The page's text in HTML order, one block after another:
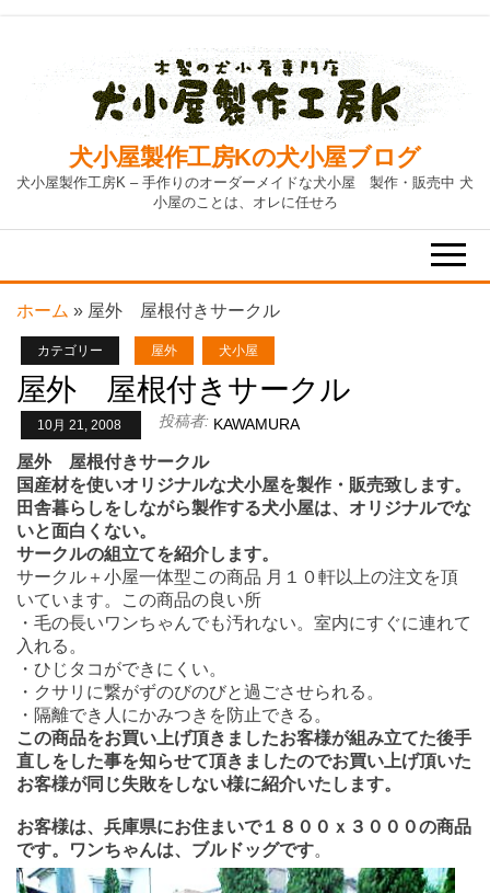
content
犬小屋製作工房Kの犬小屋ブログ
犬小屋製作工房K – 手作りのオーダーメイドな犬小屋 製作・販売中 犬
小屋のことは、オレに任せろ
ホーム » 屋外 屋根付きサークル
カテゴリー 屋外 犬小屋
屋外 屋根付きサークル
10月 21, 2008 投稿者: KAWAMURA
屋外 屋根付きサークル
国産材を使いオリジナルな犬小屋を製作・販売致します。
田舎暮らしをしながら製作する犬小屋は、オリジナルでな
いと面白くない。
サークルの組立てを紹介します。
サークル＋小屋一体型この商品 月１０軒以上の注文を頂
いています。この商品の良い所
・毛の長いワンちゃんでも汚れない。室内にすぐに連れて
入れる。
・ひじタコができにくい。
・クサリに繋がずのびのびと過ごさせられる。
・隔離でき人にかみつきを防止できる。
この商品をお買い上げ頂きましたお客様が組み立てた後手
直しをした事を知らせて頂きましたのでお買い上げ頂いた
お客様が同じ失敗をしない様に紹介いたします。
お客様は、兵庫県にお住まいで１８００ｘ３０００の商品
です。ワンちゃんは、ブルドッグです。